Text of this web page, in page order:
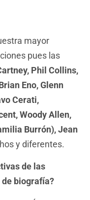
mayor
pues las
Phil Collins,
Eno, Glenn
Cerati,
Woody Allen,
Burrón), Jean
y diferentes.
de las
biografía?